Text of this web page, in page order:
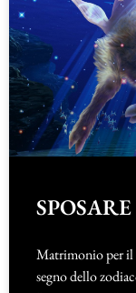
Matrimonio per il
segno dello